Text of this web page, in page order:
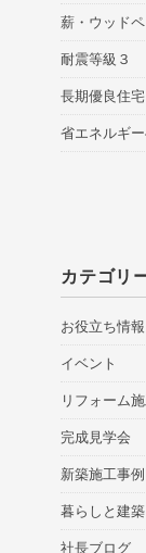
薪・ウッド
耐震等級３
長期優良住
省エネルギ
カテゴリ
お役立ち情報
イベント
リフォーム
完成見学会
新築施工事例
暮らしと建築
社長ブログ